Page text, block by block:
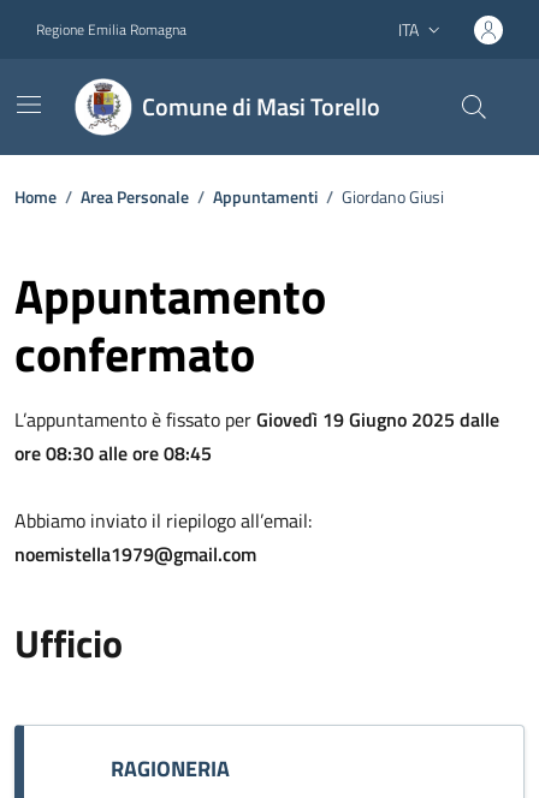
Regione Emilia Romagna Lingua attiva:
ITA
Comune di Masi Torello
Home / Area Personale / Appuntamenti / Giordano Giusi
Appuntamento
confermato
L’appuntamento è fissato perGiovedì 19 Giugno 2025 dalle
ore 08:30 alle ore 08:45
Abbiamo inviato il riepilogo all’email:
noemistella1979@gmail.com
Ufficio
RAGIONERIA